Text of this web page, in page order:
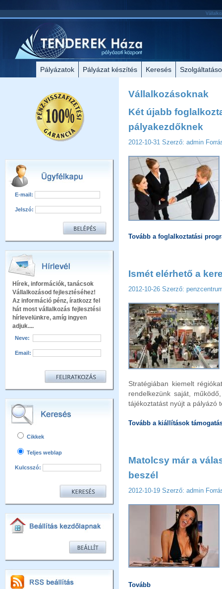
Pályázatok Pályázat készítés Keresés
E-mail:
Jelszó:
Hírek, információk, tanácsok
Vállalkozásod fejlesztéséhez!
Az információ pénz, íratkozz fel
hát most vállalkozás fejlesztési
hírlevelünkre, amíg ingyen
adjuk....
Neve:
Email:
Cikkek
Teljes weblap
Kulcsszó:
Vállalkozásoknak
Két újabb
pályakezdőknek
2012-10-31 Szerző: admin
Tovább a foglalkoztatási
Ismét elérhető a
2012-10-26 Szerző:
Stratégiában kiemelt
rendelkezünk saját,
tájékoztatást nyújt a pályázó
Tovább a kiállítások
Matolcsy már a
beszél
2012-10-19 Szerző: admin
Tovább